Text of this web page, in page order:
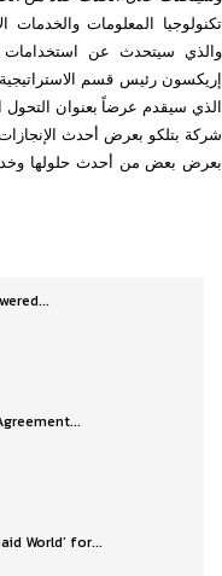
تكنولوجيا المعلومات والخدمات
والذي سيتحدث عن استخدامات
إريكسون رئيس قسم
الذي سيقدم عرضاً بعنوان
شركة بتلكو بعرض أحدث
بعرض بعض من أحدث حلولها
World’ for...